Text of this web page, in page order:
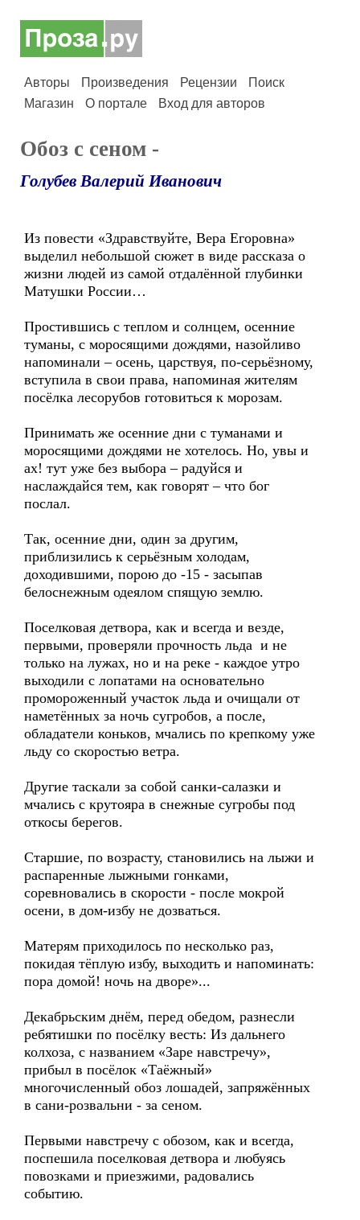
Авторы Произведения Рецензии
Поиск
Магазин
О портале Вход для авторов
Обоз с сеном -
Голубев Валерий Иванович
Из повести «Здравствуйте, Вера Егоровна»
выделил небольшой сюжет в виде рассказа о
жизни людей из самой отдалённой глубинки
Матушки России…
Простившись с теплом и солнцем, осенние
туманы, с моросящими дождями, назойливо
напоминали – осень, царствуя, по-серьёзному,
вступила в свои права, напоминая жителям
посёлка лесорубов готовиться к морозам.
Принимать же осенние дни с туманами и
моросящими дождями не хотелось. Но, увы и
ах! тут уже без выбора – радуйся и
наслаждайся тем, как говорят – что бог
послал.
Так, осенние дни, один за другим,
приблизились к серьёзным холодам,
доходившими, порою до -15 - засыпав
белоснежным одеялом спящую землю.
Поселковая детвора, как и всегда и везде,
первыми, проверяли прочность льда и не
только на лужах, но и на реке - каждое утро
выходили с лопатами на основательно
промороженный участок льда и очищали от
наметённых за ночь сугробов, а после,
обладатели коньков, мчались по крепкому уже
льду со скоростью ветра.
Другие таскали за собой санки-салазки и
мчались с крутояра в снежные сугробы под
откосы берегов.
Старшие, по возрасту, становились на лыжи и
распаренные лыжными гонками,
соревновались в скорости - после мокрой
осени, в дом-избу не дозваться.
Матерям приходилось по несколько раз,
покидая тёплую избу, выходить и напоминать:
пора домой! ночь на дворе»...
Декабрьским днём, перед обедом, разнесли
ребятишки по посёлку весть: Из дальнего
колхоза, с названием «Заре навстречу»,
прибыл в посёлок «Таёжный»
многочисленный обоз лошадей, запряжённых
в сани-розвальни - за сеном.
Первыми навстречу с обозом, как и всегда,
поспешила поселковая детвора и любуясь
повозками и приезжими, радовались
событию.